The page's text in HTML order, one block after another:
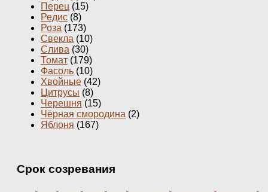
Перец (15)
Редис (8)
Роза (173)
Свекла (10)
Слива (30)
Томат (179)
Фасоль (10)
Хвойные (42)
Цитрусы (8)
Черешня (15)
Чёрная смородина (2)
Яблоня (167)
Срок созревания